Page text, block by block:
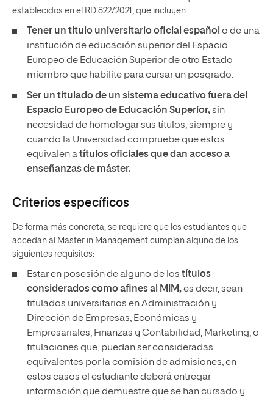
establecidos en el RD 822/2021, que incluyen:
Tener un título universitario oficial español o de una
institución de educación superior del Espacio
Europeo de Educación Superior de otro Estado
miembro que habilite para cursar un posgrado.
Ser un titulado de un sistema educativo fuera del
Espacio Europeo de Educación Superior,sin
necesidad de homologar sus títulos, siempre y
cuando la Universidad compruebe que estos
equivalen atítulos oficiales que dan acceso a
enseñanzas de máster.
Criterios específicos
De forma más concreta, se requiere que los estudiantes que
accedan al Master in Management cumplan alguno de los
siguientes requisitos:
Estar en posesión de alguno de los títulos
considerados como afines al MIM,es decir, sean
titulados universitarios en Administración y
Dirección de Empresas, Económicas y
Empresariales, Finanzas y Contabilidad, Marketing, o
titulaciones que, puedan ser consideradas
equivalentes por la comisión de admisiones; en
estos casos el estudiante deberá entregar
información que demuestre que se han cursado y